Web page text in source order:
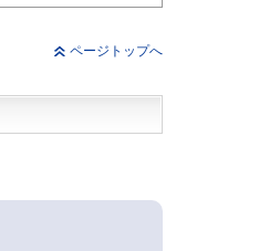
ページトップへ